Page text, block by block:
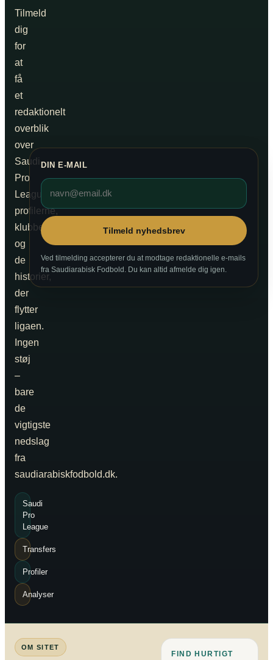
Tilmeld
dig
for
at
få
et
redaktionelt
overblik
over
Saudi
Pro
League,
profilerne,
klubberne
og
de
historier,
der
flytter
ligaen.
Ingen
støj
–
bare
de
vigtigste
nedslag
fra
saudiarabiskfodbold.dk.
Saudi
Pro
League
Transfers
Profiler
Analyser
DIN E-MAIL
Tilmeld nyhedsbrev
Ved tilmelding accepterer du at modtage redaktionelle e-mails
fra Saudiarabisk Fodbold. Du kan altid afmelde dig igen.
OM SITET
FIND HURTIGT